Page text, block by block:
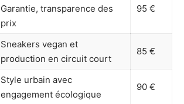
Garantie, transparence des
prix
95 €
Sneakers vegan et
production en circuit court
85 €
Style urbain avec
engagement écologique
90 €